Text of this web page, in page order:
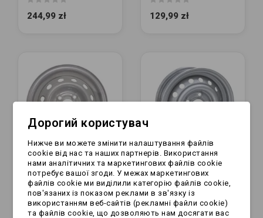
244,99 zł 129,99 zł
Felga - R14 | 4x100 |
et30 | 5,5"
Felga - R13 | 5x112 |
et30 | 4,5"
Дорогий користувач
Нижче ви можете змінити налаштування файлів
cookie від нас та наших партнерів. Використання
нами аналітичних та маркетингових файлів cookie
потребує вашої згоди. У межах маркетингових
файлів cookie ми виділили категорію файлів cookie,
пов'язаних із показом реклами в зв'язку із
використанням веб-сайтів (рекламні файли cookie)
та файлів cookie, що дозволяють нам досягати вас